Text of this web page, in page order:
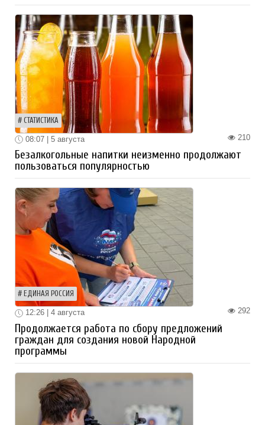
СТАТИСТИКА
210
08:07 | 5 августа
Безалкогольные напитки неизменно продолжают
пользоваться популярностью
ЕДИНАЯ РОССИЯ
292
12:26 | 4 августа
Продолжается работа по сбору предложений
граждан для создания новой Народной
программы